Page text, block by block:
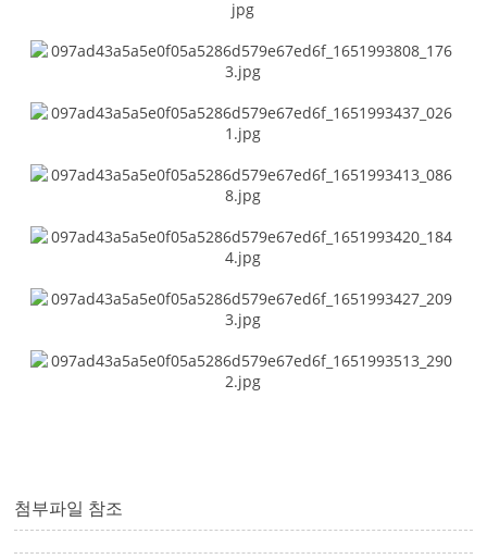
첨부파일 참조